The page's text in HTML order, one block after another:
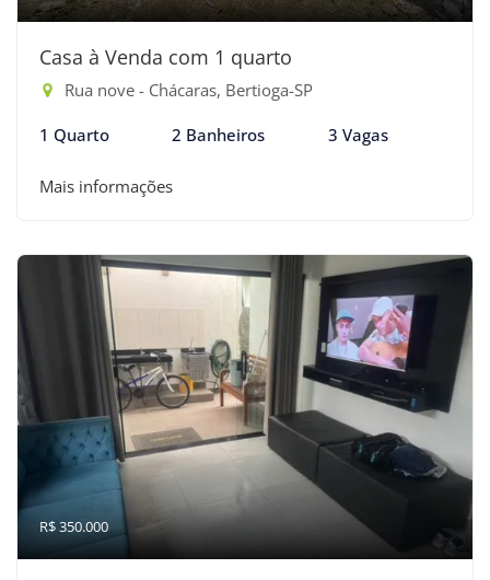
Casa à Venda com 1 quarto
Rua nove - Chácaras, Bertioga-SP
1 Quarto 2 Banheiros 3 Vagas
Mais informações
R$ 350.000